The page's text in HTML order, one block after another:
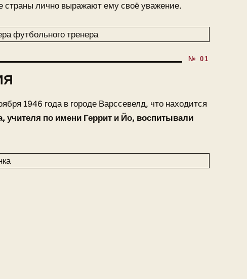
лично выражают ему своё уважение.
1946 года в городе Варссевелд, что находится
учителя по имени Геррит и Йо, воспитывали